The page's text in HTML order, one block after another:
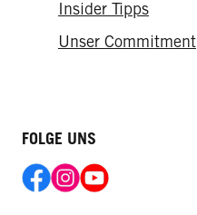
Insider Tipps
Unser Commitment
FOLGE UNS